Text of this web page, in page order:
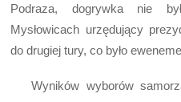
Podraza, dogrywka nie
Mysłowicach urzędujący
do drugiej tury, co było
Wyników wyborów